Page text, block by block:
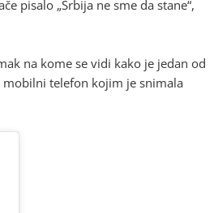
pisalo „Srbija ne sme da stane“,
na kome se vidi kako je jedan od
telefon kojim je snimala